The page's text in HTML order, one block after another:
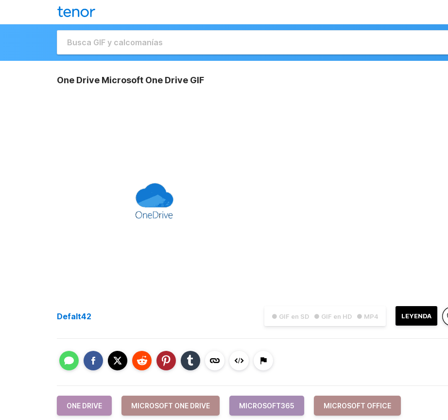
One Drive Microsoft One Drive GIF
● GIF en SD ● GIF en HD ● MP4 LEYENDA
Defalt42
ONE DRIVE MICROSOFT ONE DRIVE MICROSOFT365 MICROSOFT OFFICE